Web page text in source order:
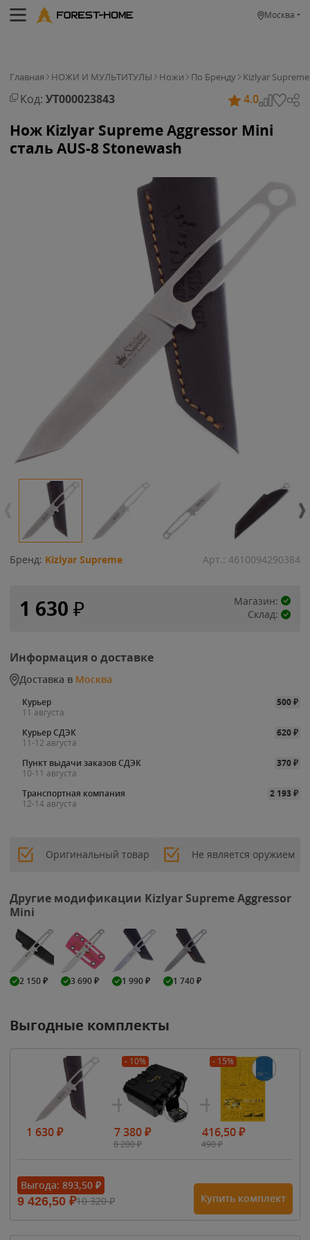
Москва
Главная НОЖИ И МУЛЬТИТУЛЫ Ножи По Бренду Kizlyar Supreme
Код: УТ000023843 4.0
Нож Kizlyar Supreme Aggressor Mini
сталь AUS-8 Stonewash
Бренд: Kizlyar Supreme Арт.: 4610094290384
1 630 ₽
Магазин:
Склад:
Информация о доставке
Доставка в Москва
Курьер 500₽
11 августа
Курьер СДЭК
620₽
11-12 августа
Пункт выдачи заказов СДЭК
370₽
10-11 августа
Транспортная компания
2 193₽
12-14 августа
Оригинальный товар Не является оружием
Другие модификации Kizlyar Supreme Aggressor
Mini
2 150₽ 3 690₽ 1 990₽ 1 740₽
Выгодные комплекты
1 630₽
- 10%
7 380₽
8 200₽
- 15%
416,50₽
490₽
Выгода: 893,50 ₽
9 426,50 ₽10 320₽ Купить комплект